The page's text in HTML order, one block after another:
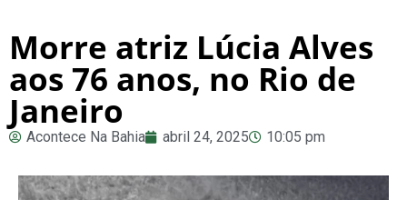
Morre atriz Lúcia Alves
aos 76 anos, no Rio de
Janeiro
Acontece Na Bahia abril 24, 2025 10:05 pm